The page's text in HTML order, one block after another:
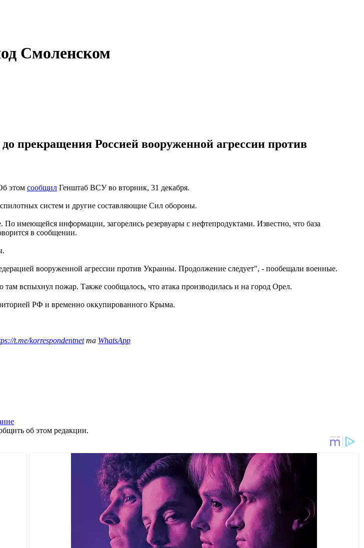
Смоленском
прекращения Россией вооруженной агрессии против
этом сообщил Генштаб ВСУ во вторник, 31 декабря.
систем и другие составляющие Сил обороны.
имеющейся информации, загорелись резервуары с нефтепродуктами. Известно, что база
в сообщении.
вооруженной агрессии против Украины. Продолжение следует", - пообещали военные.
там вспыхнул пожар. Также сообщалось, что атака производилась и на город Орел.
РФ и временно оккупированного Крыма.
t.me/korrespondentnetта WhatsApp
об этом редакции.